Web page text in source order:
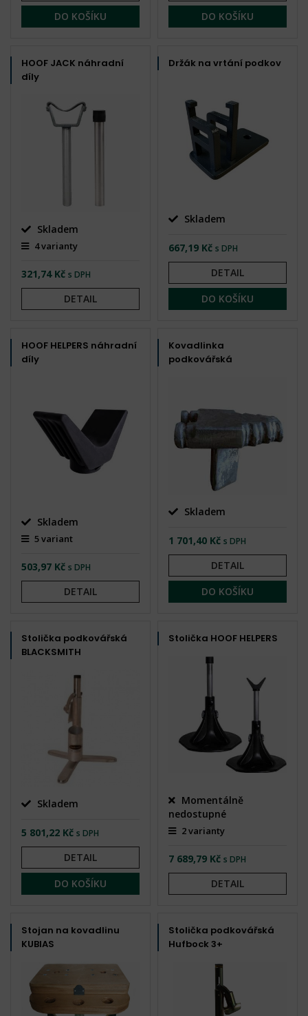
DO KOŠÍKU
DO KOŠÍKU
HOOF JACK náhradní
díly
Skladem
4 varianty
321,74 Kč s DPH
DETAIL
Držák na vrtání podkov
Skladem
667,19 Kč s DPH
DETAIL
DO KOŠÍKU
HOOF HELPERS náhradní
díly
Skladem
5 variant
503,97 Kč s DPH
DETAIL
Kovadlinka
podkovářská
Skladem
1 701,40 Kč s DPH
DETAIL
DO KOŠÍKU
Stolička podkovářská
BLACKSMITH
Skladem
5 801,22 Kč s DPH
DETAIL
DO KOŠÍKU
Stolička HOOF HELPERS
Momentálně
nedostupné
2 varianty
7 689,79 Kč s DPH
DETAIL
Stojan na kovadlinu
KUBIAS
Stolička podkovářská
Hufbock 3+